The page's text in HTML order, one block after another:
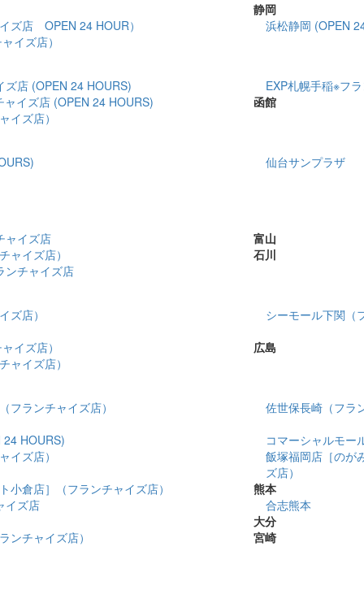
静岡
ズ店 OPEN 24 HOUR）
浜松静岡 (OPEN
イズ店）
店 (OPEN 24 HOURS)
EXP札幌手稲※フ
イズ店 (OPEN 24 HOURS)
函館
イズ店）
仙台サンプラザ
ャイズ店
富山
ャイズ店）
石川
ンチャイズ店
ズ店）
シーモール下関（
イズ店）
広島
ャイズ店）
フランチャイズ店）
佐世保長崎（フラ
HOURS)
コマーシャルモー
イズ店）
飯塚福岡店［のが
ズ店）
小倉店］（フランチャイズ店）
熊本
イズ店
合志熊本
大分
ンチャイズ店）
宮崎